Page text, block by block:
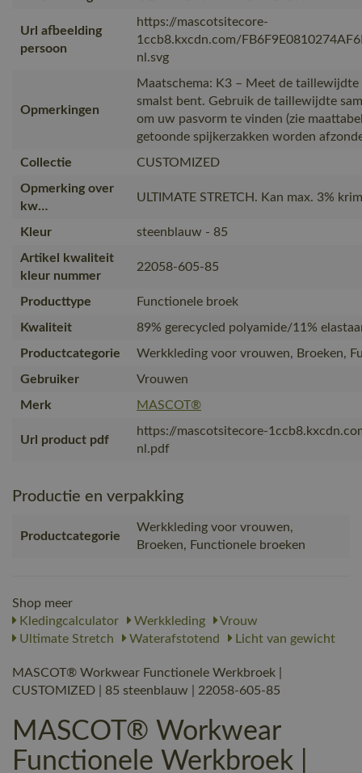
Url afbeelding
persoon
https://mascotsitecore-
1ccb8.kxcdn.com/
nl.svg
Opmerkingen
Maatschema: K3 – Meet de taillewijdte
smalst bent. Gebruik de taillewijdte
om uw pasvorm te vinden (zie
getoonde spijkerzakken worden
Collectie
CUSTOMIZED
Opmerking over
kw…
ULTIMATE STRETCH. Kan max. 3%
Kleur
steenblauw - 85
Artikel kwaliteit
kleur nummer
22058-605-85
Producttype
Functionele broek
Kwaliteit
89% gerecycled polyamide/11%
Productcategorie
Werkkleding voor vrouwen, Broeken,
Gebruiker
Vrouwen
Merk
MASCOT®
Url product pdf
https://mascotsitecore-
nl.pdf
Productie en verpakking
Productcategorie
Werkkleding voor vrouwen,
Broeken, Functionele broeken
Shop meer
Kledingcalculator
Werkkleding
Vrouw
Ultimate Stretch
Waterafstotend Licht van gewicht
MASCOT® Workwear Functionele Werkbroek |
CUSTOMIZED | 85 steenblauw | 22058-605-85
MASCOT® Workwear
Functionele Werkbroek |